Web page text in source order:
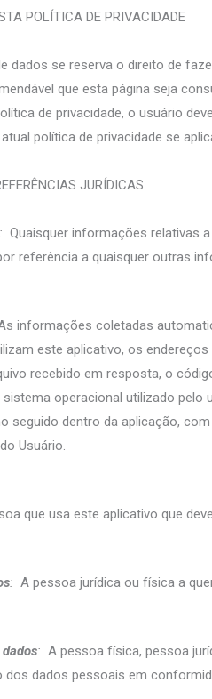
POLÍTICA DE PRIVACIDADE
dados se reserva o direito de
que esta página seja
de privacidade, o usuário
política de privacidade se
JURÍDICAS
: Quaisquer informações relativas
referência a quaisquer outras
informações coletadas
este aplicativo, os
recebido em resposta, o
sistema operacional utilizado
seguido dentro da aplicação,
Usuário.
que usa este aplicativo que
: A pessoa jurídica ou física a
: A pessoa física, pessoa
dados pessoais em